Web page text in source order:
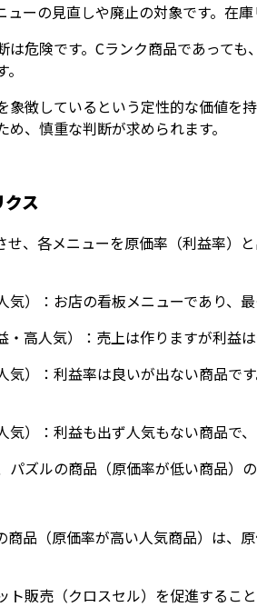
ューの見直しや廃止の対象です。在
は危険です。Cランク商品であって
象徴しているという定性的な価値を
、慎重な判断が求められます。
ス
せ、各メニューを原価率（利益率）
気）：お店の看板メニューであり、
・高人気）：売上は作りますが利益
気）：利益率は良いが出ない商品で
気）：利益も出ず人気もない商品で
パズルの商品（原価率が低い商品）
商品（原価率が高い人気商品）は、
ト販売（クロスセル）を促進するこ